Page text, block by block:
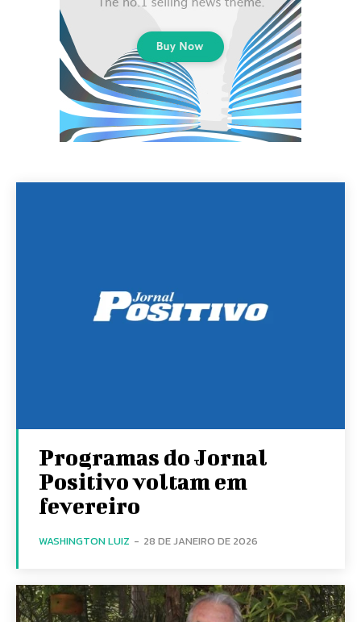
Programas do Jornal
Positivo voltam em
fevereiro
WASHINGTON LUIZ - 28 DE JANEIRO DE 2026